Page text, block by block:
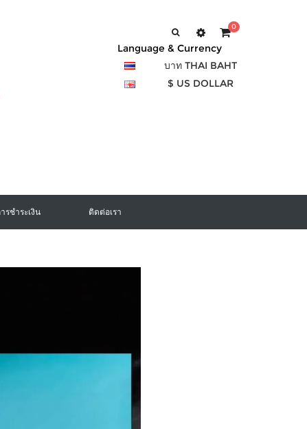
0
Language & Currency
บาท THAI BAHT
$ US DOLLAR
รชำระเงิน ติดต่อเรา